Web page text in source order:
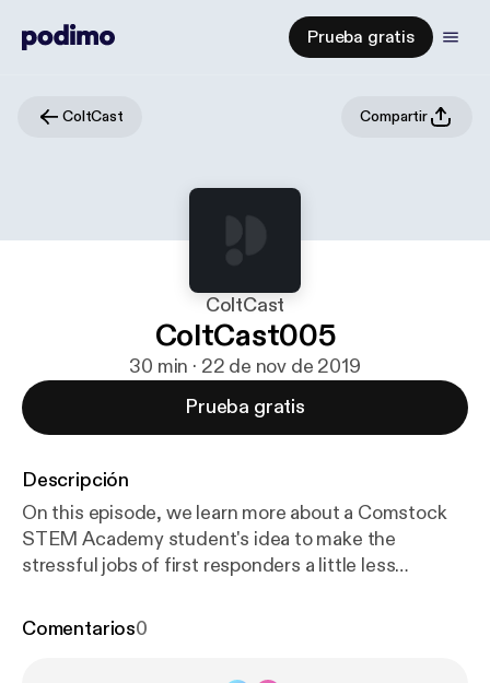
Prueba gratis
ColtCast Compartir
ColtCast
ColtCast005
30 min · 22 de nov de 2019
Prueba gratis
Descripción
On this episode, we learn more about a Comstock
STEM Academy student's idea to make the
stressful jobs of first responders a little less
about: - A school counselor working to improve the
Comentarios0